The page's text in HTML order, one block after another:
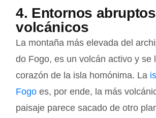
4. Entornos
volcánicos
La montaña más elevada del
do Fogo, es un volcán activo y se
corazón de la isla homónima. La
Fogo es, por ende, la más
paisaje parece sacado de otro